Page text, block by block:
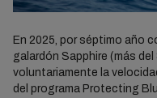
En 2025, por séptimo año
galardón Sapphire (más
voluntariamente la
del programa Protecting